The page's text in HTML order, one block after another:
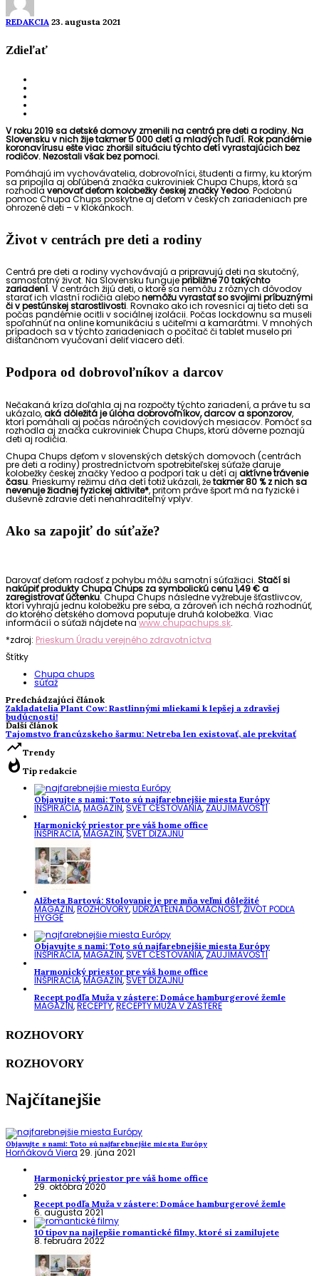
REDAKCIA 23. augusta 2021
Zdieľať
V roku 2019 sa detské domovy zmenili na centrá pre deti a rodiny. Na
Slovensku v nich žije takmer 5 000 detí a mladých ľudí. Rok pandémie
koronavírusu ešte viac zhoršil situáciu týchto detí vyrastajúcich bez
rodičov. Nezostali však bez pomoci.
Pomáhajú im vychovávatelia, dobrovoľníci, študenti a firmy, ku ktorým
sa pripojila aj obľúbená značka cukroviniekChupa Chups, ktorá sa
rozhodla venovať deťom kolobežky českej značky Yedoo. Podobnú
pomoc Chupa Chups poskytne aj deťom v českých zariadeniach pre
ohrozené deti – v Klokánkoch.
Život v centrách pre deti a rodiny
Centrá pre deti a rodiny vychovávajú a pripravujú deti na skutočný,
samostatný život. Na Slovensku fungujepribližne 70 takýchto
zariadení. V centrách žijú deti, o ktoré sa nemôžu z rôznych dôvodov
starať ich vlastní rodičia alebonemôžu vyrastať so svojimi príbuznými
či v pestúnskej starostlivosti. Rovnako ako ich rovesníci aj tieto deti sa
počas pandémie ocitli v sociálnej izolácii. Počas lockdownu sa museli
spoľahnúť na online komunikáciu s učiteľmi a kamarátmi. V mnohých
prípadoch sa v týchto zariadeniach o počítač či tablet muselo pri
dištančnom vyučovaní deliť viacero detí.
Podpora od dobrovoľníkov a darcov
Nečakaná kríza doľahla aj na rozpočty týchto zariadení, a práve tu sa
ukázalo,aká dôležitá je úloha dobrovoľníkov, darcov a sponzorov,
ktorí pomáhali aj počas náročných covidových mesiacov. Pomôcť sa
rozhodla aj značka cukroviniek Chupa Chups, ktorú dôverne poznajú
deti aj rodičia.
Chupa Chups deťom v slovenských detských domovoch (centrách
pre deti a rodiny) prostredníctvom spotrebiteľskej súťaže daruje
kolobežky českej značky Yedoo a podporí tak u detí aj aktívne trávenie
času. Prieskumy režimu dňa detí totiž ukázali, žetakmer 80 % z nich sa
nevenuje žiadnej fyzickej aktivite*, pritom práve šport má na fyzické i
duševné zdravie detí nenahraditeľný vplyv.
Ako sa zapojiť do súťaže?
Darovať deťom radosť z pohybu môžu samotní súťažiaci. Stačí si
nakúpiť produkty Chupa Chups za symbolickú cenu 1,49 € a
zaregistrovať účtenku. Chupa Chups následne vyžrebuje šťastlivcov,
ktorí vyhrajú jednu kolobežku pre seba, a zároveň ich nechá rozhodnúť,
do ktorého detského domova poputuje druhá kolobežka. Viac
informácií o súťaži nájdete nawww.chupachups.sk.
*zdroj: Prieskum Úradu verejného zdravotníctva
Štítky
Chupa chups
súťaž
Predchádzajúci článok
Zakladatelia Plant Cow: Rastlinnými mliekami k lepšej a zdravšej
budúcnosti!
Ďalší článok
Tajomstvo francúzskeho šarmu: Netreba len existovať, ale prekvitať
trending_upTrendy
whatshot Tip redakcie
Objavujte s nami: Toto sú najfarebnejšie miesta Európy
INŠPIRÁCIA,MAGAZÍN,SVET CESTOVANIA,ZAUJÍMAVOSTI
Harmonický priestor pre váš home office
INŠPIRÁCIA,MAGAZÍN,SVET DIZAJNU
Alžbeta Bartová: Stolovanie je pre mňa veľmi dôležité
MAGAZÍN,ROZHOVORY,UDRŽATEĽNÁ DOMÁCNOSŤ,ŽIVOT PODĽA
HYGGE
Objavujte s nami: Toto sú najfarebnejšie miesta Európy
INŠPIRÁCIA,MAGAZÍN,SVET CESTOVANIA,ZAUJÍMAVOSTI
Harmonický priestor pre váš home office
INŠPIRÁCIA,MAGAZÍN,SVET DIZAJNU
Recept podľa Muža v zástere: Domáce hamburgerové žemle
MAGAZÍN,RECEPTY,RECEPTY MUŽA V ZÁSTERE
ROZHOVORY
ROZHOVORY
Najčítanejšie
Objavujte s nami: Toto sú najfarebnejšie miesta Európy
Horňáková Viera 29. júna 2021
Harmonický priestor pre váš home office
29. októbra 2020
Recept podľa Muža v zástere: Domáce hamburgerové žemle
6. augusta 2021
10 tipov na najlepšie romantické filmy, ktoré si zamilujete
8. februára 2022